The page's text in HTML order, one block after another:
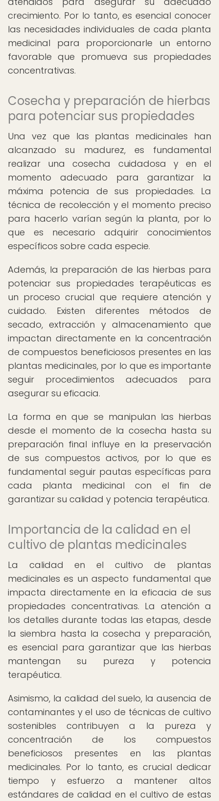
crecimiento. Por lo tanto, es esencial conocer
las necesidades individuales de cada planta
medicinal para proporcionarle un entorno
favorable que promueva sus propiedades
concentrativas.
Cosecha y preparación de hierbas
para potenciar sus propiedades
Una vez que las plantas medicinales han
alcanzado su madurez, es fundamental
realizar una cosecha cuidadosa y en el
momento adecuado para garantizar la
máxima potencia de sus propiedades. La
técnica de recolección y el momento preciso
para hacerlo varían según la planta, por lo
que es necesario adquirir conocimientos
específicos sobre cada especie.
Además, la preparación de las hierbas para
potenciar sus propiedades terapéuticas es
un proceso crucial que requiere atención y
cuidado. Existen diferentes métodos de
secado, extracción y almacenamiento que
impactan directamente en la concentración
de compuestos beneficiosos presentes en las
plantas medicinales, por lo que es importante
seguir procedimientos adecuados para
asegurar su eficacia.
La forma en que se manipulan las hierbas
desde el momento de la cosecha hasta su
preparación final influye en la preservación
de sus compuestos activos, por lo que es
fundamental seguir pautas específicas para
cada planta medicinal con el fin de
garantizar su calidad y potencia terapéutica.
Importancia de la calidad en el
cultivo de plantas medicinales
La calidad en el cultivo de plantas
medicinales es un aspecto fundamental que
impacta directamente en la eficacia de sus
propiedades concentrativas. La atención a
los detalles durante todas las etapas, desde
la siembra hasta la cosecha y preparación,
es esencial para garantizar que las hierbas
mantengan su pureza y potencia
terapéutica.
Asimismo, la calidad del suelo, la ausencia de
contaminantes y el uso de técnicas de cultivo
sostenibles contribuyen a la pureza y
concentración de los compuestos
beneficiosos presentes en las plantas
medicinales. Por lo tanto, es crucial dedicar
tiempo y esfuerzo a mantener altos
estándares de calidad en el cultivo de estas